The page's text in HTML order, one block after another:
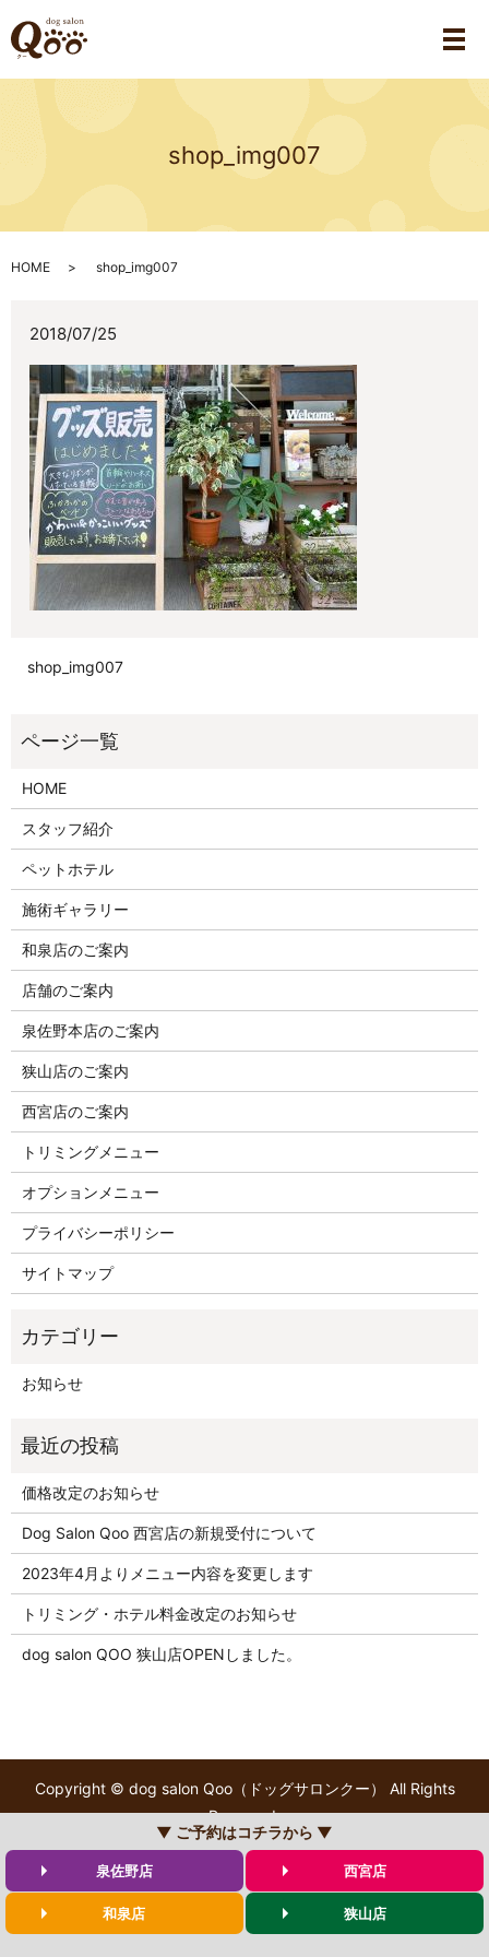
メ
shop_img007
HOME shop_img007
2018/07/25
shop_img007
HOME
スタッフ紹介
ペットホテル
施術ギャラリー
和泉店のご案内
店舗のご案内
泉佐野本店のご案内
狭山店のご案内
西宮店のご案内
トリミングメニュー
オプションメニュー
プライバシーポリシー
サイトマップ
お知らせ
価格改定のお知らせ
Dog Salon Qoo 西宮店の新規受付について
2023年4月よりメニュー内容を変更します
トリミング・ホテル料金改定のお知らせ
dog salon QOO 狭山店OPENしました。
Copyright © dog salon Qoo（ドッグサロンクー） All Rights
Reserved.
【掲載の記事・写真・イラストなどの無断複写・転載を禁じま
▼ ご予約はコチラから ▼
泉佐野店 西宮店
和泉店 狭山店